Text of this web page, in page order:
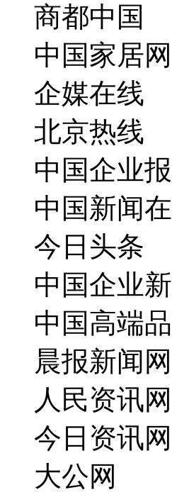
商都中国
中国家居网
企媒在线
北京热线
中国企业
中国新闻
今日头条
中国企业
中国高端
晨报新闻网
人民资讯网
今日资讯网
大公网